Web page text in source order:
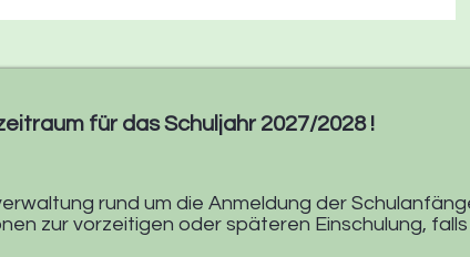
für das Schuljahr 2027/2028 !
rund um die Anmeldung der
zur vorzeitigen oder späteren Einschulung, falls